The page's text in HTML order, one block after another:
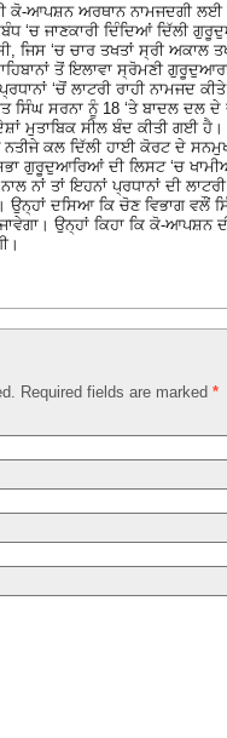
ਕੋ-ਆਪਸ਼ਨ ਅਰਥਾਨ ਨਾਮਜਦਗੀ
‘ਚ ਜਾਣਕਾਰੀ ਦਿੰਦਿਆਂ ਦਿੱਲੀ
ਜਿਸ ‘ਚ ਚਾਰ ਤਖਤਾਂ ਸ੍ਰੀ ਅਕਾਲ
ਤੋਂ ਇਲਾਵਾ ਸ੍ਰੋਮਣੀ
‘ਚੋਂ ਲਾਟਰੀ ਰਾਹੀ ਨਾਮਜਦ
ਸਰਨਾ ਨੂੰ 18 ‘ਤੇ ਬਾਦਲ ਦਲ ਦੇ
ਸੀਲ ਬੰਦ ਕੀਤੀ ਗਈ ਹੈ।
ਨਤੀਜੇ ਕਲ ਦਿੱਲੀ ਹਾਈ ਕੋਰਟ ਦੇ
ਦੀ ਲਿਸਟ ‘ਚ ਖਾਮੀਆਂ
ਤਾਂ ਇਹਨਾਂ ਪ੍ਰਧਾਨਾਂ ਦੀ ਲਾਟਰੀ
ਉਨ੍ਹਾਂ ਦਸਿਆ ਕਿ ਚੋਣ ਵਿਭਾਗ
ਉਨ੍ਹਾਂ ਕਿਹਾ ਕਿ ਕੋ-
Required fields are marked *